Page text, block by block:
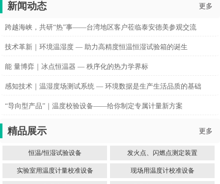
新闻动态 更多
跨越海峡，共研“热”事——台湾地区客户莅临泰安德美参观交流
技术革新｜环境温湿度 — 助力高精度恒温恒湿试验箱的诞生
能 量博弈｜冰点恒温器 — 秩序化的热力学界标
感知技术｜温湿度场测试系统 — 环境数据是生产生活品质的基础
“导向型产品”｜温度校验设备——给你制定专属计量新方案
精品展示 更多
恒温/恒湿试验设备 发火点、闪燃点测定装置
实验室用温度计量校准设备 现场用温度计校准设备